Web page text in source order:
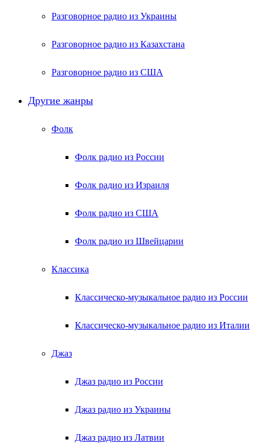
Разговорное радио из Украины
Разговорное радио из Казахстана
Разговорное радио из США
Другие жанры
Фолк
Фолк радио из России
Фолк радио из Израиля
Фолк радио из США
Фолк радио из Швейцарии
Классика
Классическо-музыкальное радио из России
Классическо-музыкальное радио из Италии
Джаз
Джаз радио из России
Джаз радио из Украины
Джаз радио из Латвии